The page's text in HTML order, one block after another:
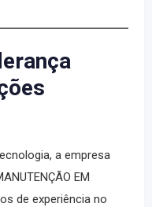
a empresa
EM
de experiência no